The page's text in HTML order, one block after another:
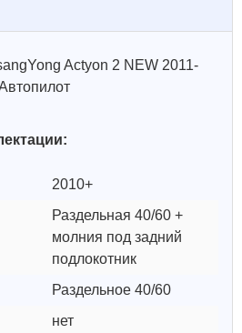
Actyon 2 NEW 2011-
2010+
Раздельная 40/60 +
молния под задний
подлокотник
Раздельное 40/60
нет